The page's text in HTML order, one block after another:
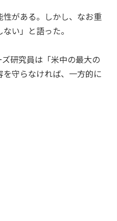
がある。しかし、なお重
い」と語った。
研究員は「米中の最大の
守らなければ、一方的に